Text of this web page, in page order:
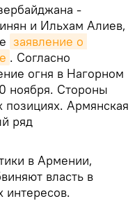
-
и Ильхам Алиев,
заявление о
. Согласно
огня в Нагорном
ноября. Стороны
позициях. Армянская
ряд
в Армении,
власть в
интересов.